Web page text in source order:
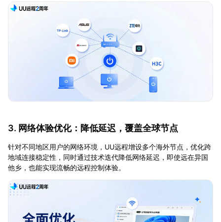
3. 网络体验优化：降低延迟，覆盖全球节点
针对不同地区用户的网络环境，UU远程增设多个海外节点，优化跨
地域连接稳定性，同时通过技术迭代降低网络延迟，即使远在异国
他乡，也能实现流畅的远程控制体验。